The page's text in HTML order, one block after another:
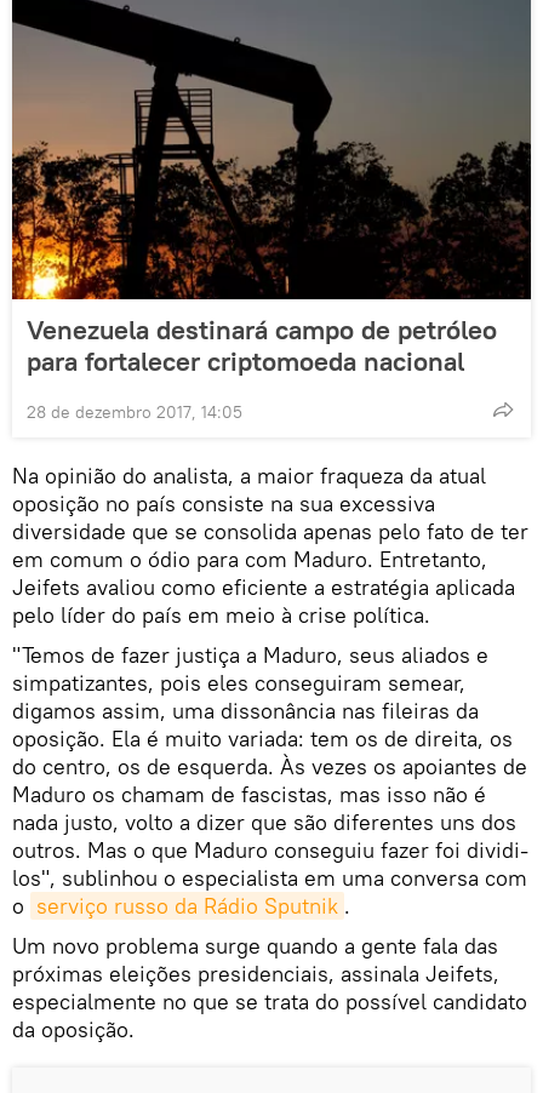
Venezuela destinará campo de petróleo
para fortalecer criptomoeda nacional
28 de dezembro 2017, 14:05
Na opinião do analista, a maior fraqueza da atual
oposição no país consiste na sua excessiva
diversidade que se consolida apenas pelo fato de ter
em comum o ódio para com Maduro. Entretanto,
Jeifets avaliou como eficiente a estratégia aplicada
pelo líder do país em meio à crise política.
"Temos de fazer justiça a Maduro, seus aliados e
simpatizantes, pois eles conseguiram semear,
digamos assim, uma dissonância nas fileiras da
oposição. Ela é muito variada: tem os de direita, os
do centro, os de esquerda. Às vezes os apoiantes de
Maduro os chamam de fascistas, mas isso não é
nada justo, volto a dizer que são diferentes uns dos
outros. Mas o que Maduro conseguiu fazer foi dividi-
los", sublinhou o especialista em uma conversa com
o serviço russo da Rádio Sputnik .
Um novo problema surge quando a gente fala das
próximas eleições presidenciais, assinala Jeifets,
especialmente no que se trata do possível candidato
da oposição.